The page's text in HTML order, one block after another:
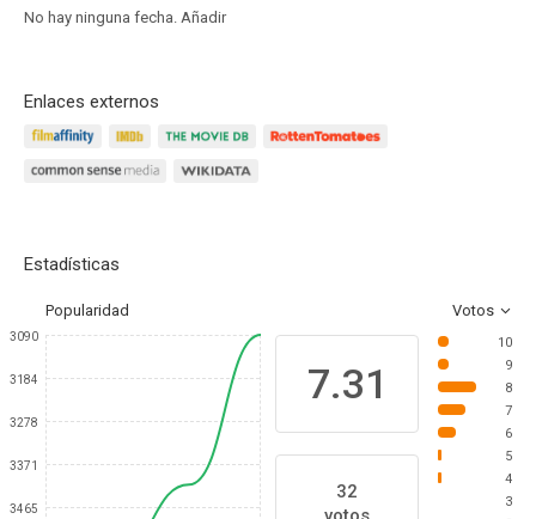
No hay ninguna fecha. Añadir
Enlaces externos
Estadísticas
Popularidad Votos
3090
3184
3278
3371
3465
7.31
32
10
9
8
7
6
5
4
3